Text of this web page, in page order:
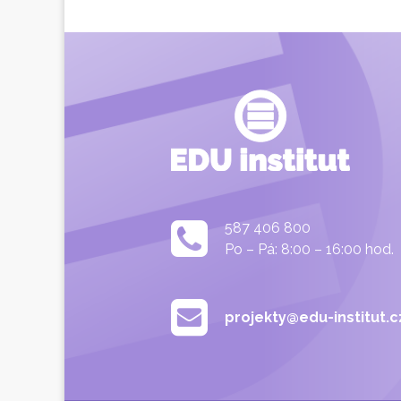
587 406 800
Po – Pá: 8:00 – 16:00 hod.
projekty@edu-